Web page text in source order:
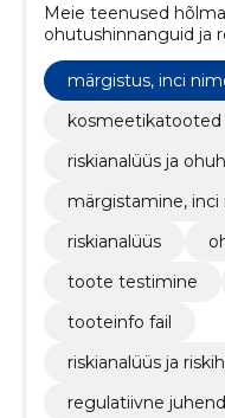
Meie teenused
ohutushinnanguid ja
kosmeetikatoodetele.
märgistus, inci
kosmeetikatooted
riskianalüüs ja
märgistamine, inci
riskianalüüs
toote testimine
tooteinfo fail
riskianalüüs ja
regulatiivne